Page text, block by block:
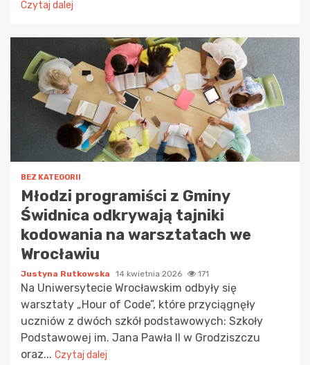
Czytaj dalej
BEZ KATEGORII
Młodzi programiści z Gminy
Świdnica odkrywają tajniki
kodowania na warsztatach we
Wrocławiu
Justyna Rutkowska 14 kwietnia 2026 171
Na Uniwersytecie Wrocławskim odbyły się
warsztaty „Hour of Code”, które przyciągnęły
uczniów z dwóch szkół podstawowych: Szkoły
Podstawowej im. Jana Pawła II w Grodziszczu
oraz... Czytaj dalej